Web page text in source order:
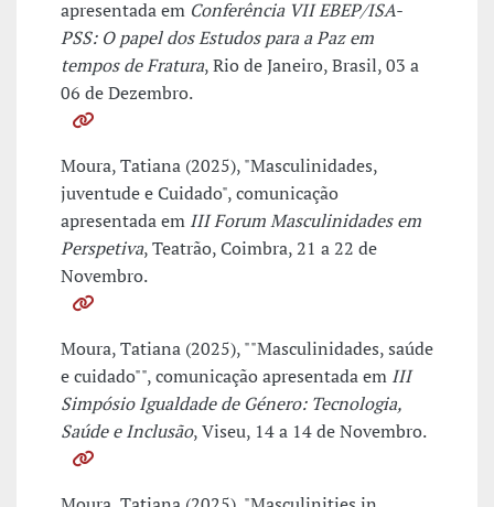
apresentada em Conferência VII EBEP/ISA-
PSS: O papel dos Estudos para a Paz em
tempos de Fratura, Rio de Janeiro, Brasil, 03 a
06 de Dezembro.
Moura, Tatiana (2025), "Masculinidades,
juventude e Cuidado", comunicação
apresentada em III Forum Masculinidades em
Perspetiva, Teatrão, Coimbra, 21 a 22 de
Novembro.
Moura, Tatiana (2025), ""Masculinidades, saúde
e cuidado"", comunicação apresentada em III
Simpósio Igualdade de Género: Tecnologia,
Saúde e Inclusão, Viseu, 14 a 14 de Novembro.